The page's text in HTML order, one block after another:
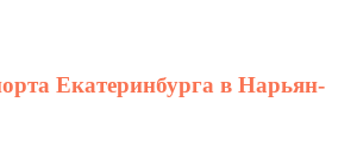
Екатеринбурга в Нарьян-